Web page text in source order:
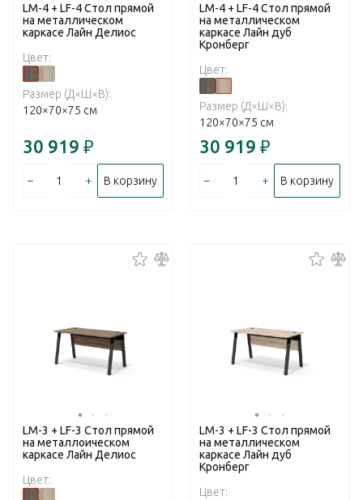
LM-4 + LF-4 Стол прямой
на металлическом
каркасе Лайн Делиос
Цвет:
Размер (Д×Ш×В):
120×70×75 см
30 919 ₽
– + В корзину
LM-4 + LF-4 Стол прямой
на металлическом
каркасе Лайн дуб
Кронберг
Цвет:
Размер (Д×Ш×В):
120×70×75 см
30 919 ₽
– + В корзину
LM-3 + LF-3 Стол прямой
на металлоическом
каркасе Лайн Делиос
Цвет:
LM-3 + LF-3 Стол прямой
на металлическом
каркасе Лайн дуб
Кронберг
Цвет: